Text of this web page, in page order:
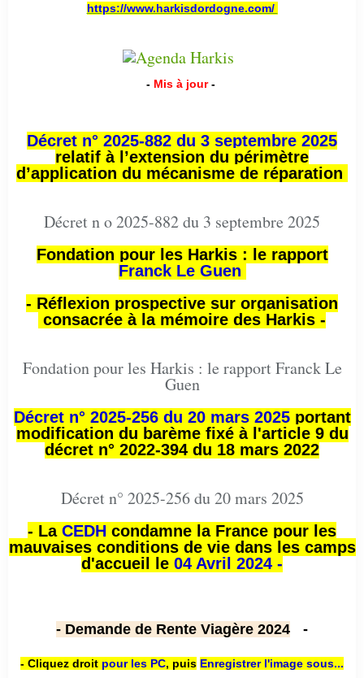
https://www.harkisdordogne.com/
- Mis à jour -
Décret n° 2025-882 du 3 septembre 2025
relatif à l’extension du périmètre
d’application du mécanisme de réparation
Décret n o 2025-882 du 3 septembre 2025
Fondation pour les Harkis : le rapport
Franck Le Guen
- Réflexion prospective sur organisation
consacrée à la mémoire des Harkis -
Fondation pour les Harkis : le rapport Franck Le
Guen
Décret n° 2025-256 du 20 mars 2025portant
modification du barème fixé à l'article 9 du
décret n° 2022-394 du 18 mars 2022
Décret n° 2025-256 du 20 mars 2025
- La CEDH condamne la France pour les
mauvaises conditions de vie dans les camps
d'accueil le 04 Avril 2024 -
- Demande de Rente Viagère 2024 -
- Cliquez droit pour les PC, puis Enregistrer l'image sous...